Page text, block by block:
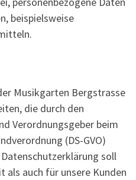
beispielsweise
Musikgarten Bergstrasse
die durch den
Verordnungsgeber beim
(DS-GVO)
soll
auch für unsere Kunden